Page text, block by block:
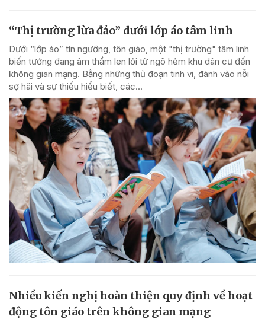
“Thị trường lừa đảo” dưới lớp áo tâm linh
Dưới “lớp áo” tín ngưỡng, tôn giáo, một "thị trường" tâm linh
biến tướng đang âm thầm len lỏi từ ngõ hẻm khu dân cư đến
không gian mạng. Bằng những thủ đoạn tinh vi, đánh vào nỗi
sợ hãi và sự thiếu hiểu biết, các...
Nhiều kiến nghị hoàn thiện quy định về hoạt
động tôn giáo trên không gian mạng